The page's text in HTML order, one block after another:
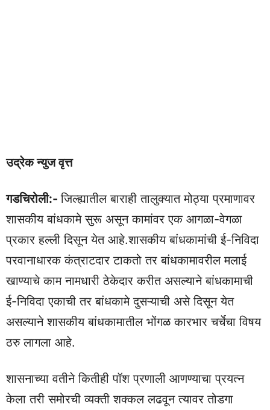
उद्रेक न्युज वृत्त
गडचिरोली:-जिल्ह्यातील बाराही तालुक्यात मोठ्या प्रमाणावर
शासकीय बांधकामे सुरू असून कामांवर एक आगळा-वेगळा
प्रकार हल्ली दिसून येत आहे.शासकीय बांधकामांची ई-निविदा
परवानाधारक कंत्राटदार टाकतो तर बांधकामावरील मलाई
खाण्याचे काम नामधारी ठेकेदार करीत असल्याने बांधकामाची
ई-निविदा एकाची तर बांधकामे दुसऱ्याची असे दिसून येत
असल्याने शासकीय बांधकामातील भोंगळ कारभार चर्चेचा विषय
ठरु लागला आहे.
शासनाच्या वतीने कितीही पॉश प्रणाली आणण्याचा प्रयत्न
केला तरी समोरची व्यक्ती शक्कल लढवून त्यावर तोडगा